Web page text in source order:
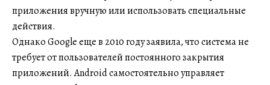
приложения вручную или использовать специальные
действия.
Однако Google еще в 2010 году заявила, что система не
требует от пользователей постоянного закрытия
приложений. Android самостоятельно управляет